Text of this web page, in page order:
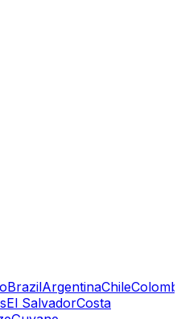
BrazilArgentinaChile
El SalvadorCosta